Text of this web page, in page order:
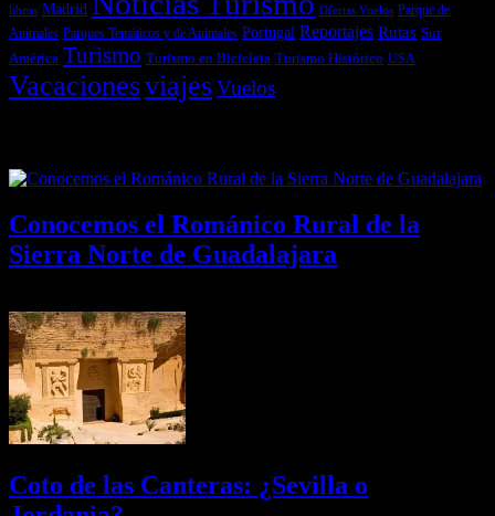
libros Madrid Ofertas Vuelos Parque de
Animales Parques Temáticos y de Animales Portugal Reportajes Rutas Sur
América Turismo Turismo en Bicicleta Turismo Histórico USA
VacacionesviajesVuelos
Conocemos el Románico Rural de la
Sierra Norte de Guadalajara
Coto de las Canteras: ¿Sevilla o